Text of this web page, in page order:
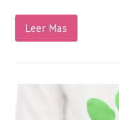
Leer Mas